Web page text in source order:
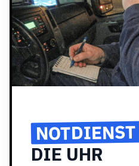
NOTDIENST
DIE UHR